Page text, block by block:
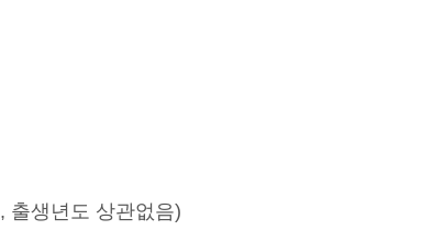
출생년도 상관없음)